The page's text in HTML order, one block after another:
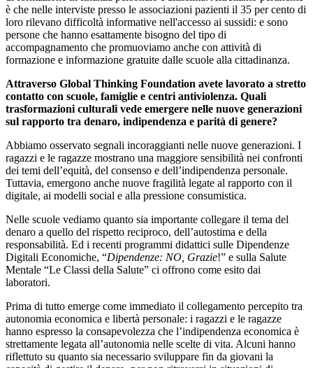
è che nelle interviste presso le associazioni pazienti il 35 per cento di
loro rilevano difficoltà informative nell'accesso ai sussidi: e sono
persone che hanno esattamente bisogno del tipo di
accompagnamento che promuoviamo anche con attività di
formazione e informazione gratuite dalle scuole alla cittadinanza.
Attraverso Global Thinking Foundation avete lavorato a stretto
contatto con scuole, famiglie e centri antiviolenza. Quali
trasformazioni culturali vede emergere nelle nuove generazioni
sul rapporto tra denaro, indipendenza e parità di genere?
Abbiamo osservato segnali incoraggianti nelle nuove generazioni. I
ragazzi e le ragazze mostrano una maggiore sensibilità nei confronti
dei temi dell’equità, del consenso e dell’indipendenza personale.
Tuttavia, emergono anche nuove fragilità legate al rapporto con il
digitale, ai modelli social e alla pressione consumistica.
Nelle scuole vediamo quanto sia importante collegare il tema del
denaro a quello del rispetto reciproco, dell’autostima e della
responsabilità. Ed i recenti programmi didattici sulle Dipendenze
Digitali Economiche, “Dipendenze: NO, Grazie!” e sulla Salute
Mentale “Le Classi della Salute” ci offrono come esito dai
laboratori.
Prima di tutto emerge come immediato il collegamento percepito tra
autonomia economica e libertà personale: i ragazzi e le ragazze
hanno espresso la consapevolezza che l’indipendenza economica è
strettamente legata all’autonomia nelle scelte di vita. Alcuni hanno
riflettuto su quanto sia necessario sviluppare fin da giovani la